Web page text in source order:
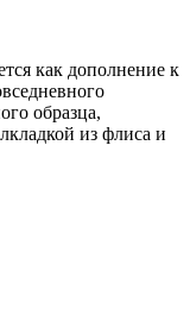
как дополнение к
образца,
из флиса и